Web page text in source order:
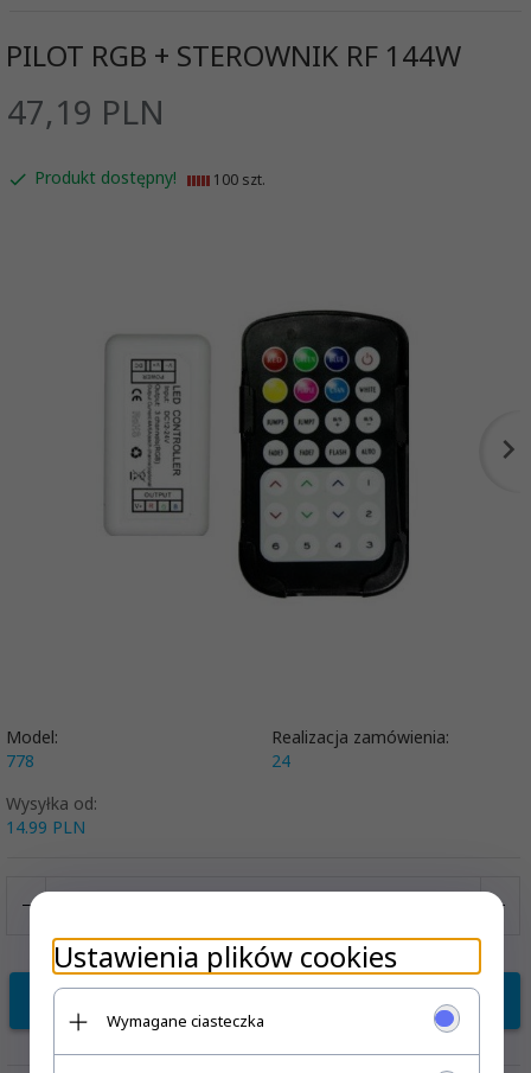
PILOT RGB + STEROWNIK RF 144W
47,19 PLN
Produkt dostępny! 100 szt.
Model:
778
Realizacja zamówienia:
24
Wysyłka od:
14.99 PLN
Ustawienia plików cookies
Wymagane ciasteczka